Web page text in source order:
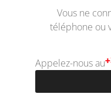
Vous ne
téléphone ou
Appelez-nous au